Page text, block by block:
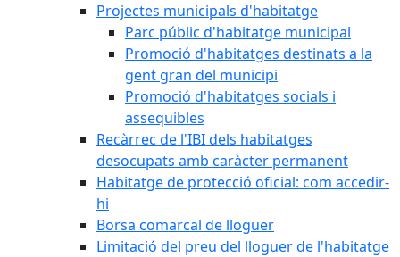
Projectes municipals d'habitatge
Parc públic d'habitatge municipal
Promoció d'habitatges destinats a la
gent gran del municipi
Promoció d'habitatges socials i
assequibles
Recàrrec de l'IBI dels habitatges
desocupats amb caràcter permanent
Habitatge de protecció oficial: com accedir-
hi
Borsa comarcal de lloguer
Limitació del preu del lloguer de l'habitatge